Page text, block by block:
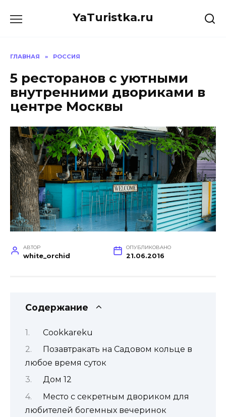
YaTuristka.ru
ГЛАВНАЯ » РОССИЯ
5 ресторанов с уютными
внутренними двориками в
центре Москвы
АВТОР
white_orchid
ОПУБЛИКОВАНО
21.06.2016
Содержание
Cookkareku
Позавтракать на Садовом кольце в
любое время суток
Дом 12
Место с секретным двориком для
любителей богемных вечеринок